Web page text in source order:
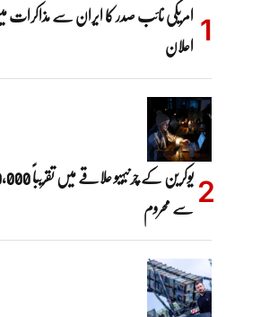
امریکی نائب صدر کا ایران سے مذاکرات
اعلان
سے محروم